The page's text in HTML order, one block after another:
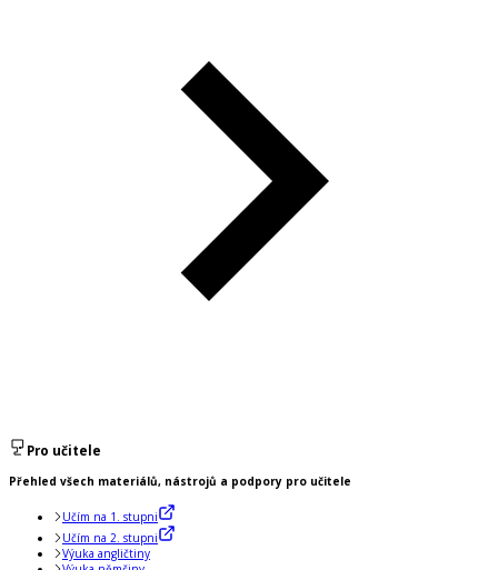
Pro učitele
Přehled všech materiálů, nástrojů a podpory pro učitele
Učím na 1. stupni
Učím na 2. stupni
Výuka angličtiny